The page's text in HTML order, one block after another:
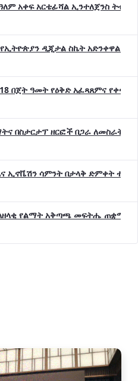
አቀፍ አርቴፊሻል ኢንተለጀንስ
ዲጂታል ስኬት አድንቀዋል
በጀት ዓመት የዕቅድ አፈጻጸምና
በስታርታፕ ዘርፎች በጋራ ለመስራት
እና ኢኖቬሽን ሳምንት በታላቅ ድምቀት
የልማት አቅጣጫ መፍትሔ ጠቋሚ